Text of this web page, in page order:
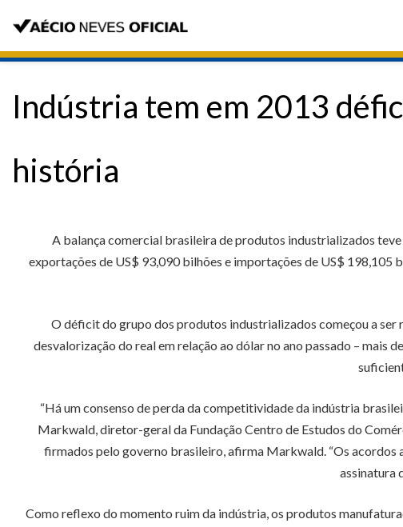
Indústria tem em 2013
história
A balança comercial brasileira de produtos industrializados
exportações de US$ 93,090 bilhões e importações de US$
O déficit do grupo dos produtos industrializados começou a ser
desvalorização do real em relação ao dólar no ano passado – mais
“Há um consenso de perda da competitividade da indústria
Markwald, diretor-geral da Fundação Centro de Estudos do
firmados pelo governo brasileiro, afirma Markwald. “Os acordos
assinatura
Como reflexo do momento ruim da indústria, os produtos